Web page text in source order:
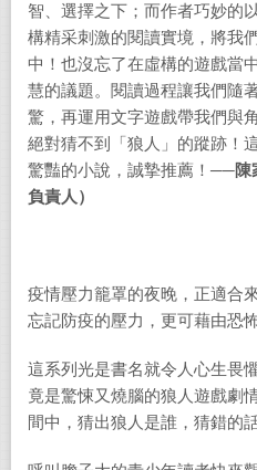
智、選擇之下；而作者巧妙的
構精采刺激的閱讀實境，將我
中！也沒忘了在虛構的遊戲當
慧的議題。閱讀過程讓我們隨
驚，再運用文字遊戲帶我們與
絕對猜不到「狼人」的蹤跡！
驚豔的小說，誠摯推薦！ ──陳
負責人）
疫情壓力籠罩的夜晚，正適合
忘記防疫的壓力，更可藉由恐
這系列光是書名就令人心生畏
竟是驚悚又燒腦的狼人遊戲劇
間中，猜出狼人是誰，猜錯的